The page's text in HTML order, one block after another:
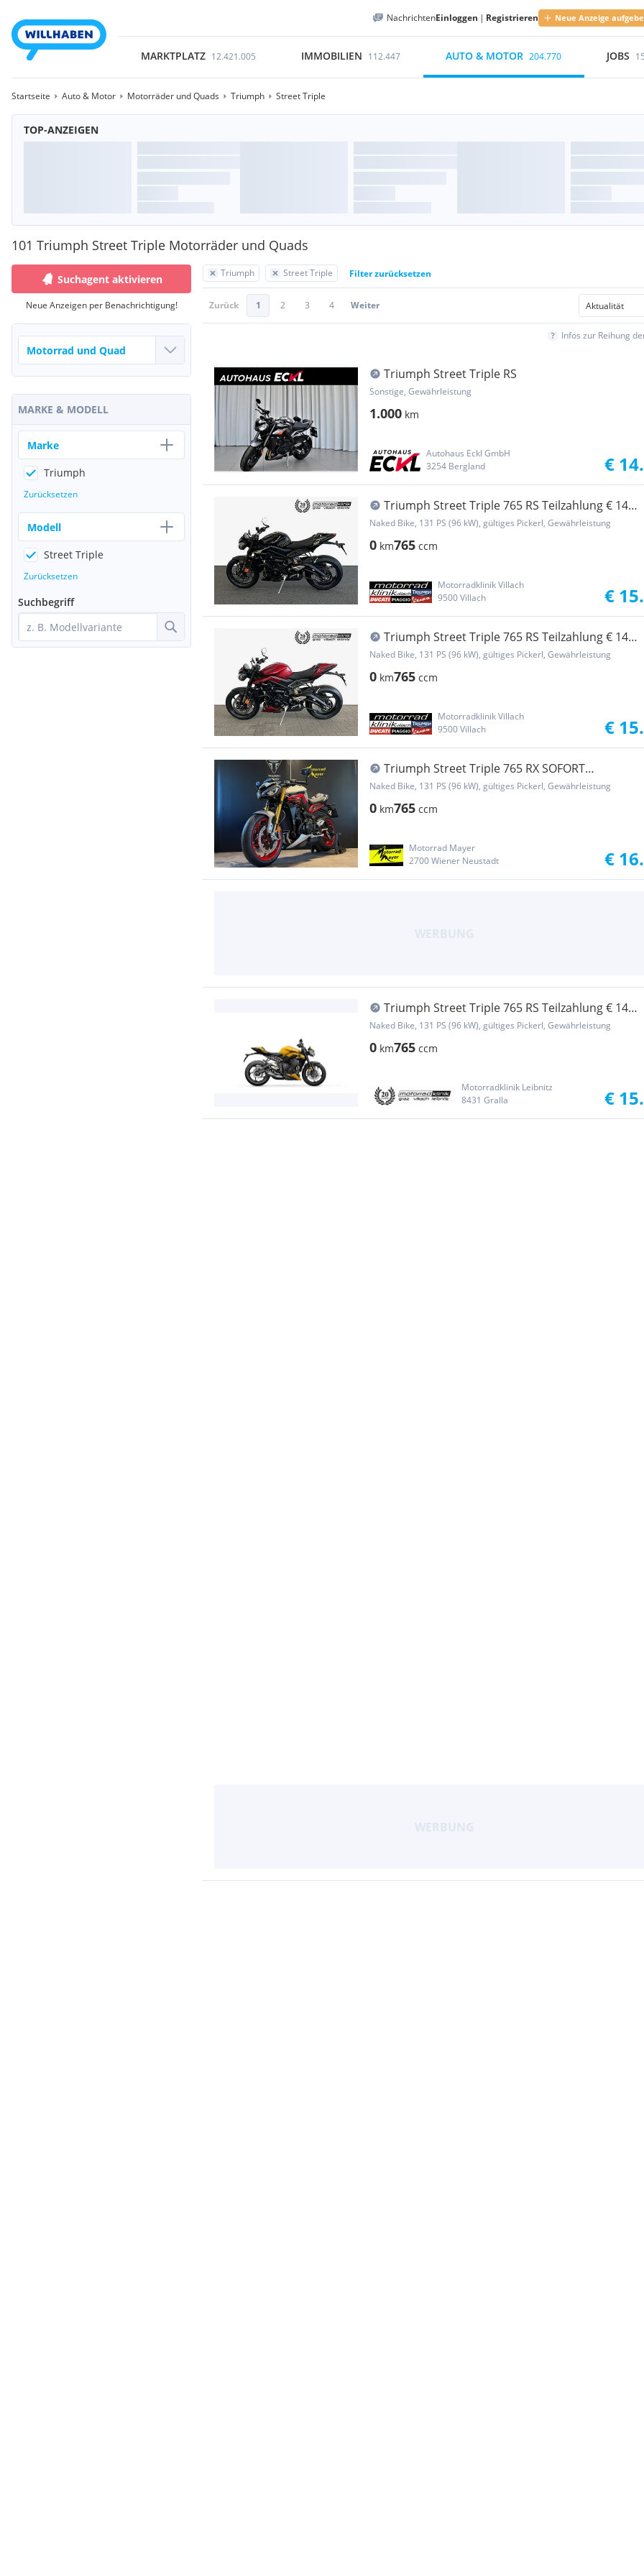
NachrichtenEinloggen | Registrieren Neue Anzeige
MARKTPLATZ 12.421.005 IMMOBILIEN 112.447 AUTO & MOTOR 204.770 JOBS
Startseite Auto & Motor Motorräder und Quads Triumph Street Triple
TOP-ANZEIGEN
101 Triumph Street Triple Motorräder und Quads
Triumph Street Triple Filter zurücksetzen
Zurück 1 2 3 4 Weiter
Infos zur Reihung
Triumph Street Triple RS
Sonstige, Gewährleistung
1.000 km
Autohaus Eckl GmbH
3254 Bergland
€
Triumph Street Triple 765 RS Teilzahlung € 149.-
mit 4 ...
Naked Bike, 131 PS (96 kW), gültiges Pickerl, Gewährleistung
0 km765 ccm
Motorradklinik Villach
9500 Villach
€
Triumph Street Triple 765 RS Teilzahlung € 149.-
4 Jahr...
Naked Bike, 131 PS (96 kW), gültiges Pickerl, Gewährleistung
0 km765 ccm
Motorradklinik Villach
9500 Villach
€
Triumph Street Triple 765 RX SOFORT
VERFÜGBAR!
Naked Bike, 131 PS (96 kW), gültiges Pickerl, Gewährleistung
0 km765 ccm
Motorrad Mayer
2700 Wiener Neustadt
€
Triumph Street Triple 765 RS Teilzahlung € 149
mit 4 Ja...
Naked Bike, 131 PS (96 kW), gültiges Pickerl, Gewährleistung
0 km765 ccm
Motorradklinik Leibnitz
8431 Gralla
€
Suchagent aktivieren
Neue Anzeigen per Benachrichtigung!
MARKE & MODELL
Marke
Triumph
Zurücksetzen
Modell
Street Triple
Zurücksetzen
Suchbegriff